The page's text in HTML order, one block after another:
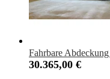
Fahrbare
30.365,00 €